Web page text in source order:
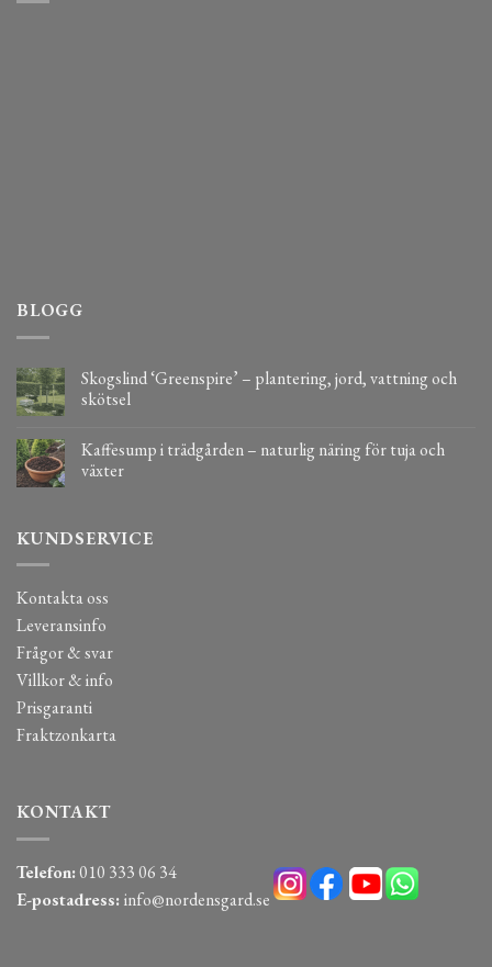
BLOGG
Skogslind ‘Greenspire’ – plantering, jord, vattning och
skötsel
Kaffesump i trädgården – naturlig näring för tuja och
växter
KUNDSERVICE
Kontakta oss
Leveransinfo
Frågor & svar
Villkor & info
Prisgaranti
Fraktzonkarta
KONTAKT
Telefon:010 333 06 34
E-postadress: info@nordensgard.se